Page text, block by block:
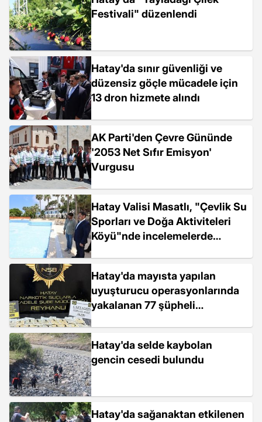
Festivali" düzenlendi
Hatay'da sınır güvenliği ve
düzensiz göçle mücadele için
13 dron hizmete alındı
AK Parti'den Çevre Gününde
'2053 Net Sıfır Emisyon'
Vurgusu
Hatay Valisi Masatlı, "Çevlik Su
Sporları ve Doğa Aktiviteleri
Köyü"nde incelemelerde
Hatay'da mayısta yapılan
uyuşturucu operasyonlarında
yakalanan 77 şüpheli
Hatay'da selde kaybolan
gencin cesedi bulundu
Hatay'da sağanaktan etkilenen